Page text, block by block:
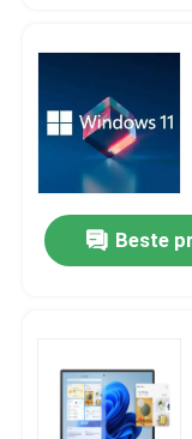
Neem contact
Nieuws
Vraag een
Office 2024 Key
bureau 2021
Beste